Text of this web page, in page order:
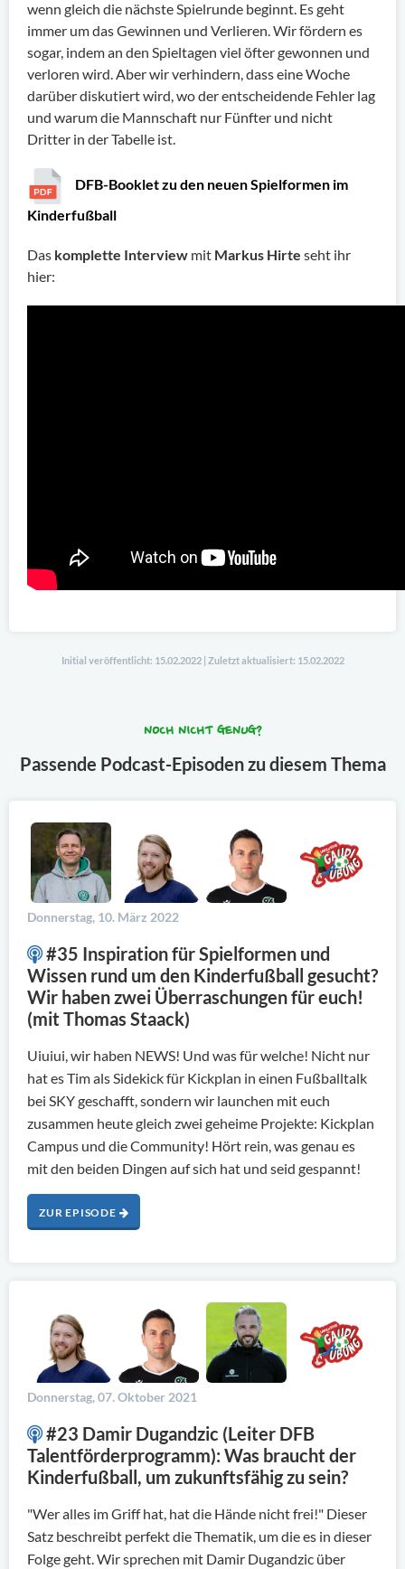
wenn gleich die nächste Spielrunde beginnt. Es geht
immer um das Gewinnen und Verlieren. Wir fördern es
sogar, indem an den Spieltagen viel öfter gewonnen und
verloren wird. Aber wir verhindern, dass eine Woche
darüber diskutiert wird, wo der entscheidende Fehler lag
und warum die Mannschaft nur Fünfter und nicht
Dritter in der Tabelle ist.
DFB-Booklet zu den neuen Spielformen im
Kinderfußball
Das komplette Interview mit Markus Hirte seht ihr
hier:
Initial veröffentlicht: 15.02.2022 | Zuletzt aktualisiert: 15.02.2022
NOCH NICHT GENUG?
Passende Podcast-Episoden zu diesem Thema
Donnerstag, 10. März 2022
#35 Inspiration für Spielformen und
Wissen rund um den Kinderfußball gesucht?
Wir haben zwei Überraschungen für euch!
(mit Thomas Staack)
Uiuiui, wir haben NEWS! Und was für welche! Nicht nur
hat es Tim als Sidekick für Kickplan in einen Fußballtalk
bei SKY geschafft, sondern wir launchen mit euch
zusammen heute gleich zwei geheime Projekte: Kickplan
Campus und die Community! Hört rein, was genau es
mit den beiden Dingen auf sich hat und seid gespannt!
ZUR EPISODE
Donnerstag, 07. Oktober 2021
#23 Damir Dugandzic (Leiter DFB
Talentförderprogramm): Was braucht der
Kinderfußball, um zukunftsfähig zu sein?
"Wer alles im Griff hat, hat die Hände nicht frei!" Dieser
Satz beschreibt perfekt die Thematik, um die es in dieser
Folge geht. Wir sprechen mit Damir Dugandzic über